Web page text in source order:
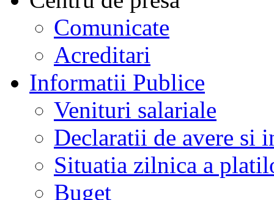
Comunicate
Acreditari
Informatii Publice
Venituri salariale
Declaratii de avere si
Situatia zilnica a
Buget